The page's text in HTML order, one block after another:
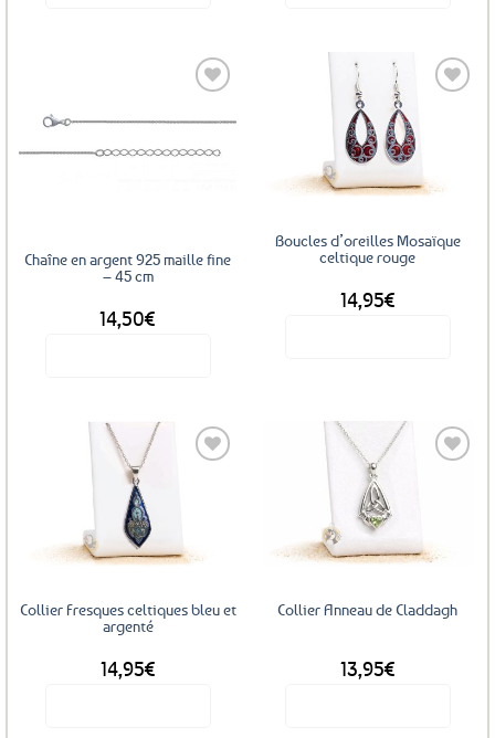
aux
Chaîne en argent 925 maille fine
– 45 cm
14,50€
Boucles d’oreilles Mosaïque
celtique rouge
14,95€
Collier Fresques celtiques bleu et
argenté
14,95€
Collier Anneau de Claddagh
13,95€